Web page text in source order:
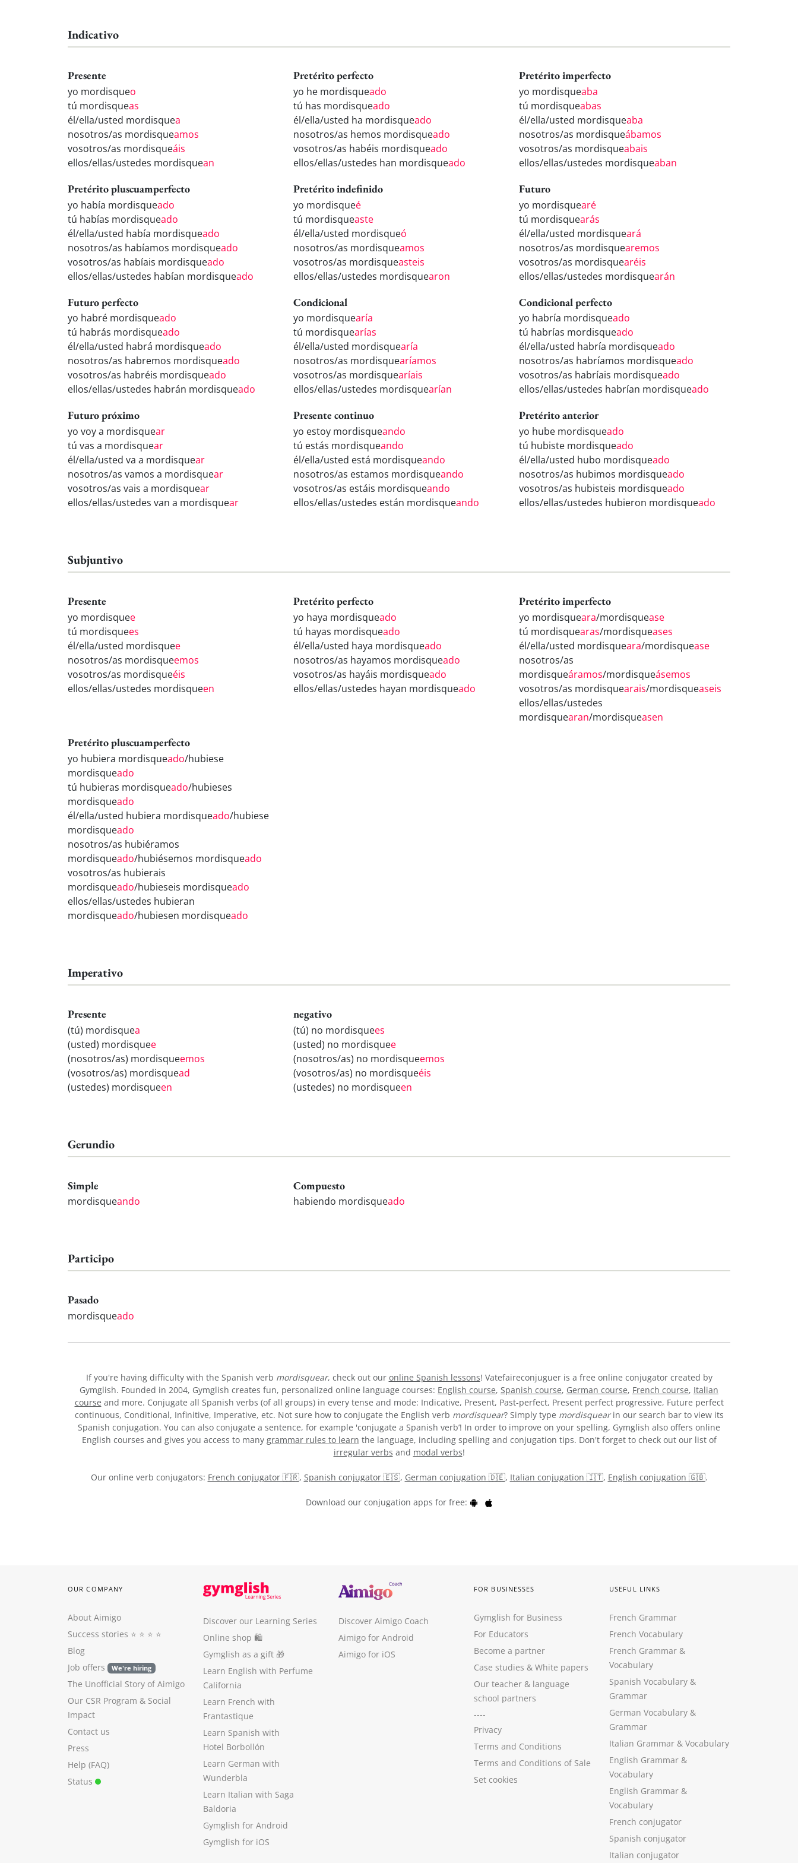
Indicativo
Presente
yo mordisqueo
tú mordisqueas
él/ella/usted mordisquea
nosotros/as mordisqueamos
vosotros/as mordisqueáis
ellos/ellas/ustedes mordisquean
Pretérito perfecto
yo he mordisqueado
tú has mordisqueado
él/ella/usted ha mordisqueado
nosotros/as hemos mordisqueado
vosotros/as habéis mordisqueado
ellos/ellas/ustedes han mordisqueado
Pretérito imperfecto
yo mordisqueaba
tú mordisqueabas
él/ella/usted mordisqueaba
nosotros/as mordisqueábamos
vosotros/as mordisqueabais
ellos/ellas/ustedes mordisqueaban
Pretérito pluscuamperfecto
yo había mordisqueado
tú habías mordisqueado
él/ella/usted había mordisqueado
nosotros/as habíamos mordisqueado
vosotros/as habíais mordisqueado
ellos/ellas/ustedes habían mordisqueado
Pretérito indefinido
yo mordisqueé
tú mordisqueaste
él/ella/usted mordisqueó
nosotros/as mordisqueamos
vosotros/as mordisqueasteis
ellos/ellas/ustedes mordisquearon
Futuro
yo mordisquearé
tú mordisquearás
él/ella/usted mordisqueará
nosotros/as mordisquearemos
vosotros/as mordisquearéis
ellos/ellas/ustedes mordisquearán
Futuro perfecto
yo habré mordisqueado
tú habrás mordisqueado
él/ella/usted habrá mordisqueado
nosotros/as habremos mordisqueado
vosotros/as habréis mordisqueado
ellos/ellas/ustedes habrán mordisqueado
Condicional
yo mordisquearía
tú mordisquearías
él/ella/usted mordisquearía
nosotros/as mordisquearíamos
vosotros/as mordisquearíais
ellos/ellas/ustedes mordisquearían
Condicional perfecto
yo habría mordisqueado
tú habrías mordisqueado
él/ella/usted habría mordisqueado
nosotros/as habríamos mordisqueado
vosotros/as habríais mordisqueado
ellos/ellas/ustedes habrían mordisqueado
Futuro próximo
yo voy a mordisquear
tú vas a mordisquear
él/ella/usted va a mordisquear
nosotros/as vamos a mordisquear
vosotros/as vais a mordisquear
ellos/ellas/ustedes van a mordisquear
Presente continuo
yo estoy mordisqueando
tú estás mordisqueando
él/ella/usted está mordisqueando
nosotros/as estamos mordisqueando
vosotros/as estáis mordisqueando
ellos/ellas/ustedes están mordisqueando
Pretérito anterior
yo hube mordisqueado
tú hubiste mordisqueado
él/ella/usted hubo mordisqueado
nosotros/as hubimos mordisqueado
vosotros/as hubisteis mordisqueado
ellos/ellas/ustedes hubieron mordisqueado
Subjuntivo
Presente
yo mordisquee
tú mordisquees
él/ella/usted mordisquee
nosotros/as mordisqueemos
vosotros/as mordisqueéis
ellos/ellas/ustedes mordisqueen
Pretérito perfecto
yo haya mordisqueado
tú hayas mordisqueado
él/ella/usted haya mordisqueado
nosotros/as hayamos mordisqueado
vosotros/as hayáis mordisqueado
ellos/ellas/ustedes hayan mordisqueado
Pretérito imperfecto
yo mordisqueara/mordisquease
tú mordisquearas/mordisqueases
él/ella/usted mordisqueara/mordisquease
nosotros/as
mordisqueáramos/mordisqueásemos
vosotros/as mordisquearais/mordisqueaseis
ellos/ellas/ustedes
mordisquearan/mordisqueasen
Pretérito pluscuamperfecto
yo hubiera mordisqueado/hubiese
mordisqueado
tú hubieras mordisqueado/hubieses
mordisqueado
él/ella/usted hubiera mordisqueado/hubiese
mordisqueado
nosotros/as hubiéramos
mordisqueado/hubiésemos mordisqueado
vosotros/as hubierais
mordisqueado/hubieseis mordisqueado
ellos/ellas/ustedes hubieran
mordisqueado/hubiesen mordisqueado
Imperativo
Presente
(tú) mordisquea
(usted) mordisquee
(nosotros/as) mordisqueemos
(vosotros/as) mordisquead
(ustedes) mordisqueen
negativo
(tú) no mordisquees
(usted) no mordisquee
(nosotros/as) no mordisqueemos
(vosotros/as) no mordisqueéis
(ustedes) no mordisqueen
Gerundio
Simple
mordisqueando
Compuesto
habiendo mordisqueado
Participo
Pasado
mordisqueado
If you're having difficulty with the Spanish verb mordisquear, check out our online Spanish lessons! Vatefaireconjuguer is a free online conjugator created by
Gymglish. Founded in 2004, Gymglish creates fun, personalized online language courses: English course, Spanish course, German course, French course, Italian
course and more. Conjugate all Spanish verbs (of all groups) in every tense and mode: Indicative, Present, Past-perfect, Present perfect progressive, Future perfect
continuous, Conditional, Infinitive, Imperative, etc. Not sure how to conjugate the English verb mordisquear? Simply type mordisquearin our search bar to view its
Spanish conjugation. You can also conjugate a sentence, for example 'conjugate a Spanish verb’! In order to improve on your spelling, Gymglish also offers online
English courses and gives you access to many grammar rules to learn the language, including spelling and conjugation tips. Don't forget to check out our list of
irregular verbs and modal verbs!
Our online verb conjugators: French conjugator 🇫🇷, Spanish conjugator 🇪🇸, German conjugation 🇩🇪, Italian conjugation 🇮🇹, English conjugation 🇬🇧.
Download our conjugation apps for free:
OUR COMPANY
About Aimigo
Success stories ⭐️ ⭐️ ⭐️ ⭐️
Blog
Job offers
We're hiring
The Unofficial Story of Aimigo
Our CSR Program & Social
Impact
Contact us
Press
Help (FAQ)
Status
Discover our Learning Series
Online shop 🛍
Gymglish as a gift 🎁
Learn English with Perfume
California
Learn French with
Frantastique
Learn Spanish with
Hotel Borbollón
Learn German with
Wunderbla
Learn Italian with Saga
Baldoria
Gymglish for Android
Gymglish for iOS
Discover Aimigo Coach
Aimigo for Android
Aimigo for iOS
FOR BUSINESSES
Gymglish for Business
For Educators
Become a partner
Case studies & White papers
Our teacher & language
school partners
----
Privacy
Terms and Conditions
Terms and Conditions of Sale
Set cookies
USEFUL LINKS
French Grammar
French Vocabulary
French Grammar &
Vocabulary
Spanish Vocabulary &
Grammar
German Vocabulary &
Grammar
Italian Grammar & Vocabulary
English Grammar &
Vocabulary
English Grammar &
Vocabulary
French conjugator
Spanish conjugator
Italian conjugator